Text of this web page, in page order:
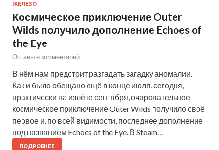
ЖЕЛЕЗО
Космическое приключение Outer
Wilds получило дополнение Echoes of
the Eye
Оставьте комментарий
В нём нам предстоит разгадать загадку аномалии.
Как и было обещано ещё в конце июля, сегодня,
практически на излёте сентября, очаровательное
космическое приключение Outer Wilds получило своё
первое и, по всей видимости, последнее дополнение
под названием Echoes of the Eye. В Steam…
ПОДРОБНЕЕ